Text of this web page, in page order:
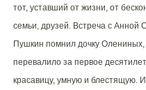
тот, уставший от жизни, от
семьи, друзей. Встреча с Анной
Пушкин помнил дочку Олениных,
перевалило за первое
красавицу, умную и блестящую.